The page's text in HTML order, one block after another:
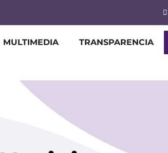
MULTIMEDIA TRANSPARENCIA